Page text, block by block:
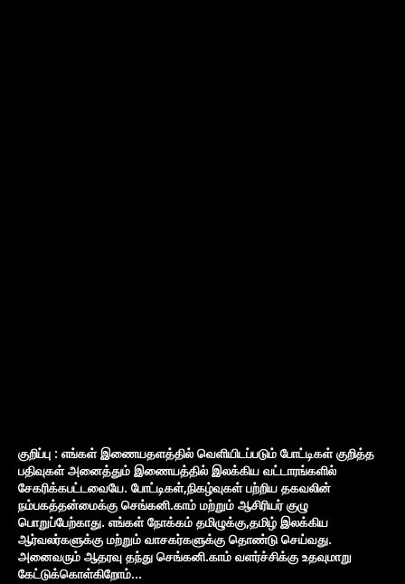
குறிப்பு : எங்கள் இணையதளத்தில் வெளியிடப்படும் போட்டிகள் குறித்த
பதிவுகள் அனைத்தும் இணையத்தில் இலக்கிய வட்டாரங்களில்
சேகரிக்கபட்டவையே. போட்டிகள்,நிகழ்வுகள் பற்றிய தகவலின்
நம்பகத்தன்மைக்கு செங்கனி.காம் மற்றும் ஆசிரியர் குழு
பொறுப்பேற்காது. எங்கள் நோக்கம் தமிழுக்கு,தமிழ் இலக்கிய
ஆர்வலர்களுக்கு மற்றும் வாசகர்களுக்கு தொண்டு செய்வது.
அனைவரும் ஆதரவு தந்து செங்கனி.காம் வளர்ச்சிக்கு உதவுமாறு
கேட்டுக்கொள்கிறோம்...